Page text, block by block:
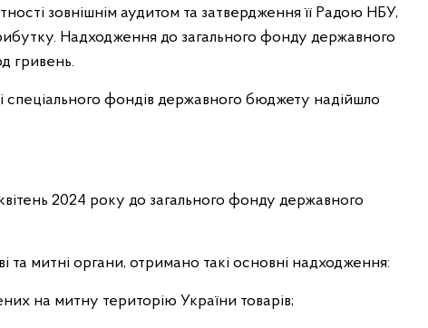
зовнішнім аудитом та затвердження її Радою НБУ,
Надходження до загального фонду державного
гривень.
спеціального фондів державного бюджету надійшло
2024 року до загального фонду державного
митні органи, отримано такі основні надходження:
на митну територію України товарів;